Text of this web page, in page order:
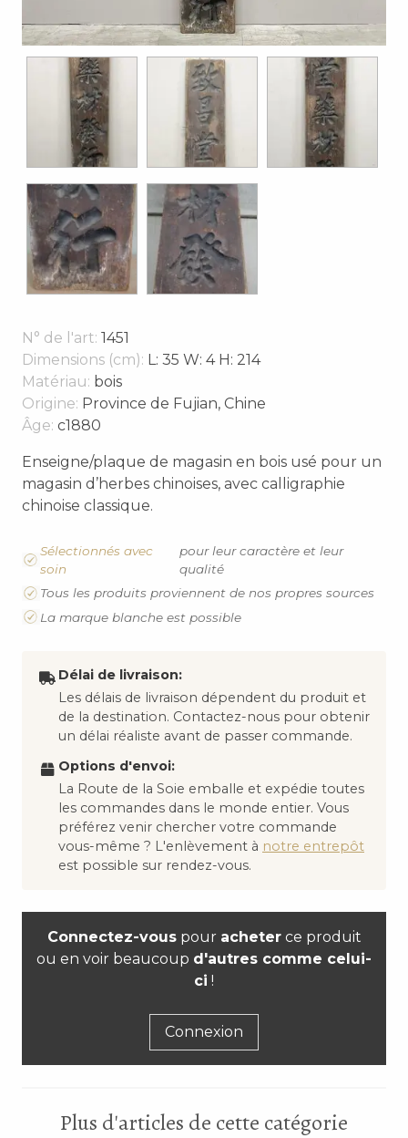
N° de l'art: 1451
Dimensions (cm): L: 35 W: 4 H: 214
Matériau: bois
Origine: Province de Fujian, Chine
Âge: c1880
Enseigne/plaque de magasin en bois usé pour un
magasin d’herbes chinoises, avec calligraphie
chinoise classique.
Sélectionnés avec
soin
pour leur caractère et leur
qualité
Tous les produits proviennent de nos propres sources
La marque blanche est possible
Délai de livraison:
Les délais de livraison dépendent du produit et
de la destination. Contactez-nous pour obtenir
un délai réaliste avant de passer commande.
Options d'envoi:
La Route de la Soie emballe et expédie toutes
les commandes dans le monde entier. Vous
préférez venir chercher votre commande
vous-même ? L'enlèvement à notre entrepôt
est possible sur rendez-vous.
Connectez-vouspour acheterce produit
ou en voir beaucoup d'autres comme celui-
ci !
Connexion
Plus d'articles de cette catégorie